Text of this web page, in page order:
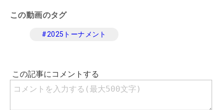
この動画のタグ
#2025トーナメント